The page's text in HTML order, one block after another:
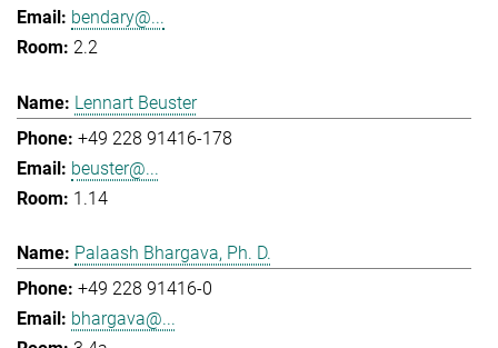
bendary@...
2.2
Lennart Beuster
+49 228 91416-178
beuster@...
1.14
Palaash Bhargava, Ph. D.
+49 228 91416-0
bhargava@...